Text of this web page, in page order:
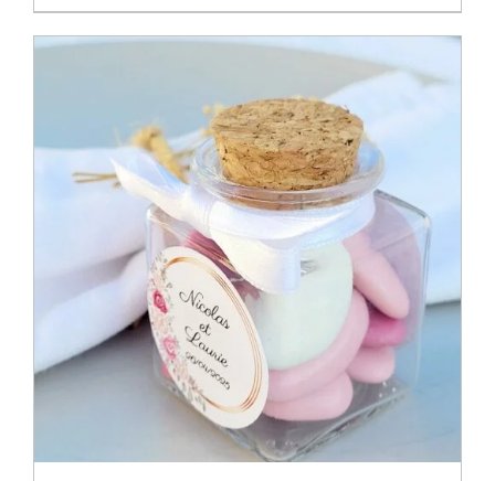
plusieurs
options
peuvent
être
choisies
sur
la
page
du